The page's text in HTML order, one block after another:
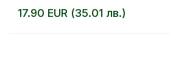
17.90 EUR (35.01 лв.)